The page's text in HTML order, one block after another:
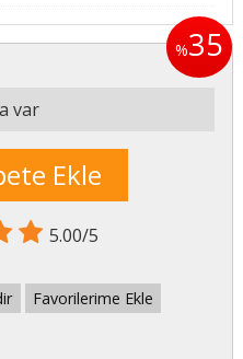
%35
var
Ekle
5.00/5
Favorilerime Ekle